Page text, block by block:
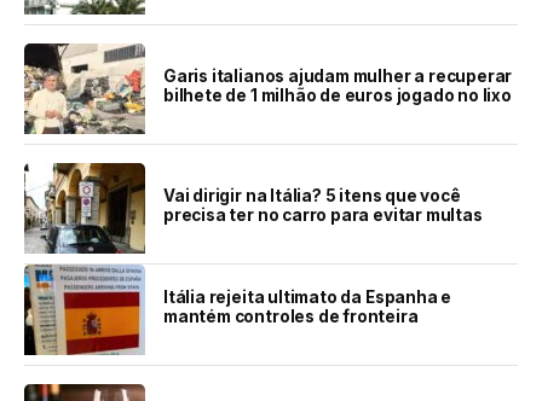
Garis italianos ajudam mulher a recuperar
bilhete de 1 milhão de euros jogado no lixo
Vai dirigir na Itália? 5 itens que você
precisa ter no carro para evitar multas
Itália rejeita ultimato da Espanha e
mantém controles de fronteira